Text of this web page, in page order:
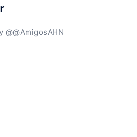
@@AmigosAHN